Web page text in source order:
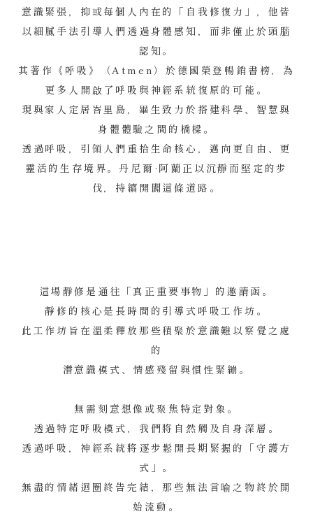
意識緊張，抑或每個人內在的「自我修復力」，他皆
以細膩手法引導人們透過身體感知，而非僅止於頭腦
認知。
其著作《呼吸》（Atmen）於德國榮登暢銷書榜，為
更多人開啟了呼吸與神經系統復原的可能。
現與家人定居峇里島，畢生致力於搭建科學、智慧與
身體體驗之間的橋樑。
透過呼吸，引領人們重拾生命核心，邁向更自由、更
靈活的生存境界。丹尼爾·阿蘭正以沉靜而堅定的步
伐，持續開闢這條道路。
這場靜修是通往「真正重要事物」的邀請函。
靜修的核心是長時間的引導式呼吸工作坊。
此工作坊旨在溫柔釋放那些積聚於意識難以察覺之處
的
潛意識模式、情感殘留與慣性緊繃。
無需刻意想像或聚焦特定對象。
透過特定呼吸模式，我們將自然觸及自身深層。
透過呼吸，神經系統將逐步鬆開長期緊握的「守護方
式」。
無盡的情緒迴圈終告完結，那些無法言喻之物終於開
始流動。